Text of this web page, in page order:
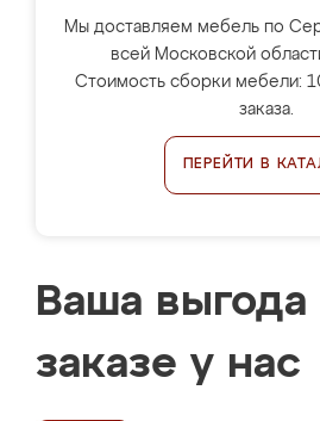
Мы доставляем мебель по
всей Московской
Стоимость сборки мебели:
заказа.
ПЕРЕЙТИ В
Ваша выгода
заказе у нас